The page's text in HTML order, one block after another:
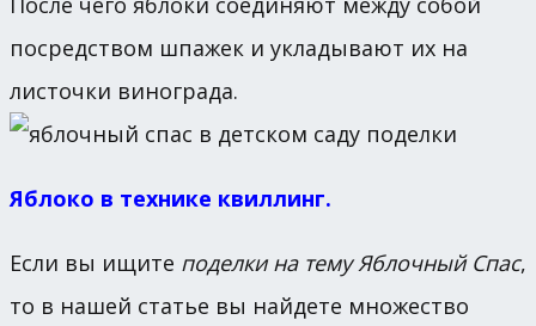
посредством шпажек и укладывают их на
листочки винограда.
Яблоко в технике квиллинг.
Если вы ищите поделки на тему Яблочный Спас,
то в нашей статье вы найдете множество